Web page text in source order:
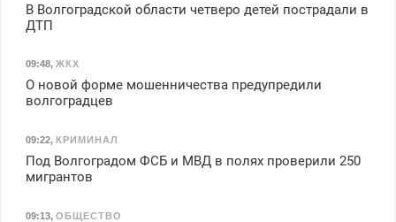
В Волгоградской области четверо детей пострадали в
ДТП
09:48, ЖКХ
О новой форме мошенничества предупредили
волгоградцев
09:22, КРИМИНАЛ
Под Волгоградом ФСБ и МВД в полях проверили 250
мигрантов
09:13, ОБЩЕСТВО